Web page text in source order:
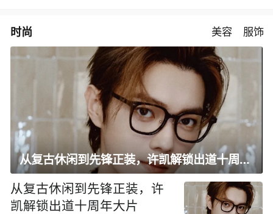
时尚 美容 服饰
从复古休闲到先锋正装，许凯解锁出道十周年大片
从复古休闲到先锋正装，许
凯解锁出道十周年大片